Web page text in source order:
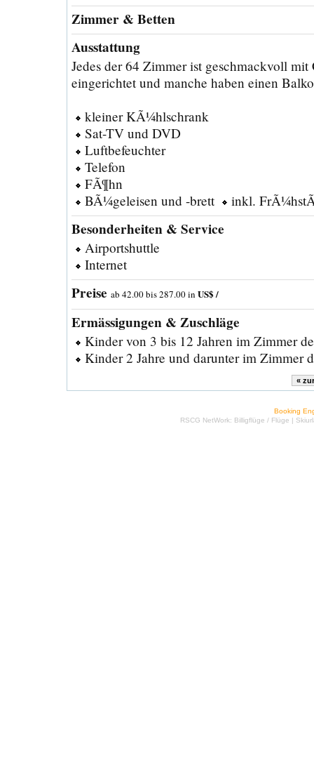
Zimmer & Betten
Ausstattung
Jedes der 64 Zimmer ist geschmackvoll
eingerichtet und manche haben einen
kleiner KÃ¼hlschrank
Sat-TV und DVD
Luftbefeuchter
Telefon
FÃ¶hn
BÃ¼geleisen und -brett
inkl.
Besonderheiten & Service
Airportshuttle
Internet
Preise ab 42.00 bis 287.00 in US$ /
Ermässigungen & Zuschläge
Kinder von 3 bis 12 Jahren im Zimmer
Kinder 2 Jahre und darunter im Zimmer
Booking
RSCG NetWork: Billigflüge / Flüge |